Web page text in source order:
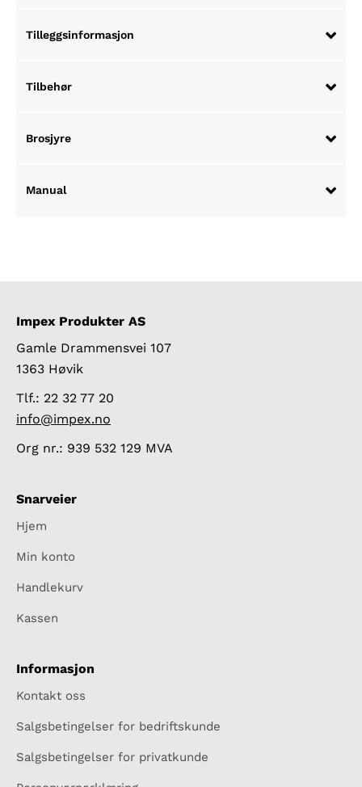
Tilleggsinformasjon
Tilbehør
Brosjyre
Manual
Impex Produkter AS
Gamle Drammensvei 107
1363 Høvik
Tlf.: 22 32 77 20
info@impex.no
Org nr.: 939 532 129 MVA
Snarveier
Hjem
Min konto
Handlekurv
Kassen
Informasjon
Kontakt oss
Salgsbetingelser for bedriftskunde
Salgsbetingelser for privatkunde